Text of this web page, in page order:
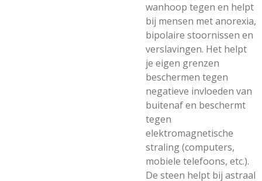
wanhoop tegen en helpt
bij mensen met anorexia,
bipolaire stoornissen en
verslavingen. Het helpt
je eigen grenzen
beschermen tegen
negatieve invloeden van
buitenaf en beschermt
tegen
elektromagnetische
straling (computers,
mobiele telefoons, etc.).
De steen helpt bij astraal